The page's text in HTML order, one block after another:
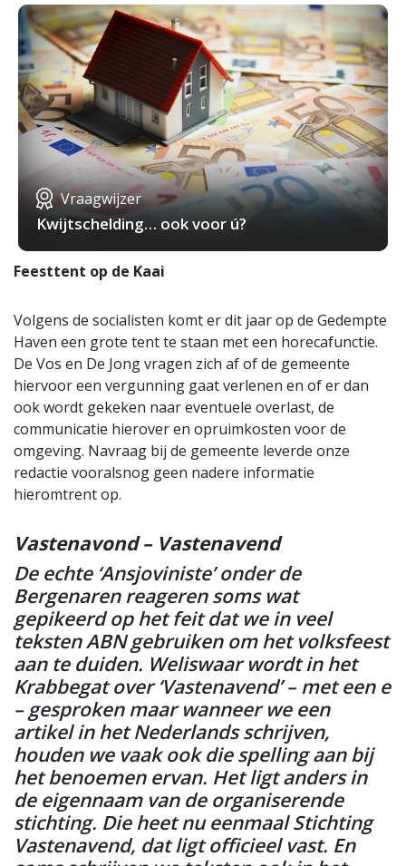
Vraagwijzer
Kwijtschelding… ook voor ú?
Feesttent op de Kaai
Volgens de socialisten komt er dit jaar op de Gedempte
Haven een grote tent te staan met een horecafunctie.
De Vos en De Jong vragen zich af of de gemeente
hiervoor een vergunning gaat verlenen en of er dan
ook wordt gekeken naar eventuele overlast, de
communicatie hierover en opruimkosten voor de
omgeving. Navraag bij de gemeente leverde onze
redactie vooralsnog geen nadere informatie
hieromtrent op.
Vastenavond – Vastenavend
De echte ‘Ansjoviniste’ onder de
Bergenaren reageren soms wat
gepikeerd op het feit dat we in veel
teksten ABN gebruiken om het volksfeest
aan te duiden. Weliswaar wordt in het
Krabbegat over ‘Vastenavend’ – met een e
– gesproken maar wanneer we een
artikel in het Nederlands schrijven,
houden we vaak ook die spelling aan bij
het benoemen ervan. Het ligt anders in
de eigennaam van de organiserende
stichting. Die heet nu eenmaal Stichting
Vastenavend, dat ligt officieel vast. En